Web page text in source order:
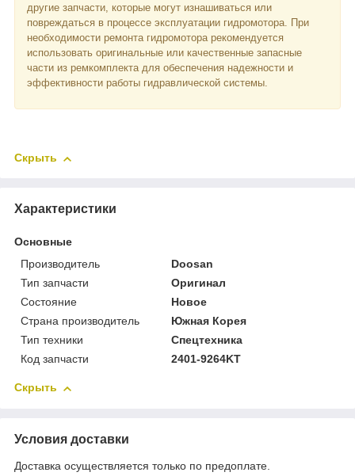
другие запчасти, которые могут изнашиваться или
повреждаться в процессе эксплуатации гидромотора. При
необходимости ремонта гидромотора рекомендуется
использовать оригинальные или качественные запасные
части из ремкомплекта для обеспечения надежности и
эффективности работы гидравлической системы.
Скрыть
Характеристики
Основные
Производитель
Doosan
Тип запчасти
Оригинал
Состояние
Новое
Страна производитель
Южная Корея
Тип техники
Спецтехника
Код запчасти
2401-9264KT
Скрыть
Условия доставки
Доставка осуществляется только по предоплате.